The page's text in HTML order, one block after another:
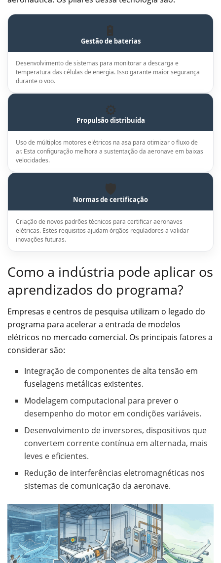
🔋
Gestão de baterias
Desenvolvimento de sistemas para monitorar a descarga e
temperatura das células de energia. Isso garante maior segurança
durante o voo.
⚙️
Propulsão distribuída
Uso de múltiplos motores elétricos na asa para otimizar o fluxo de
ar. Esta configuração melhora a sustentação da aeronave em baixas
velocidades.
🛡️
Normas de certificação
Criação de novos padrões técnicos para certificar aeronaves
elétricas. Estes requisitos ajudam órgãos reguladores a validar
inovações futuras.
Como a indústria pode aplicar os
aprendizados do programa?
Empresas e centros de pesquisa utilizam o legado do
programa para acelerar a entrada de modelos
elétricos no mercado comercial. Os principais fatores a
considerar são:
Integração de componentes de alta tensão em
fuselagens metálicas existentes.
Modelagem computacional para prever o
desempenho do motor em condições variáveis.
Desenvolvimento de inversores, dispositivos que
convertem corrente contínua em alternada, mais
leves e eficientes.
Redução de interferências eletromagnéticas nos
sistemas de comunicação da aeronave.